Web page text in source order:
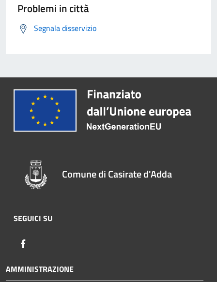
Problemi in città
Segnala disservizio
Comune di Casirate d'Adda
SEGUICI SU
AMMINISTRAZIONE